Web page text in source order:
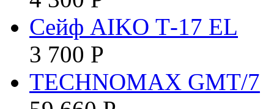
Сейф AIKO Т-17 EL
3 700 Р
TECHNOMAX GMT/7